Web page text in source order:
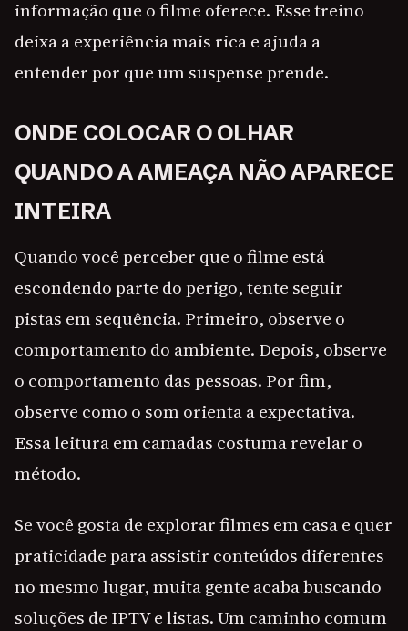
informação que o filme oferece. Esse treino
deixa a experiência mais rica e ajuda a
entender por que um suspense prende.
ONDE COLOCAR O OLHAR
QUANDO A AMEAÇA NÃO APARECE
INTEIRA
Quando você perceber que o filme está
escondendo parte do perigo, tente seguir
pistas em sequência. Primeiro, observe o
comportamento do ambiente. Depois, observe
o comportamento das pessoas. Por fim,
observe como o som orienta a expectativa.
Essa leitura em camadas costuma revelar o
método.
Se você gosta de explorar filmes em casa e quer
praticidade para assistir conteúdos diferentes
no mesmo lugar, muita gente acaba buscando
soluções de IPTV e listas. Um caminho comum